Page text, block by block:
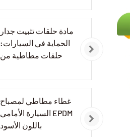
مادة حلقات تثبيت جدار
الحماية في السيارات:
حلقات مطاطية من
غطاء مطاطي لمصباح
السيارة الأمامي EPDM
باللون الأسود